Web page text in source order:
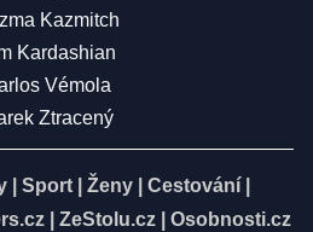
Kazmitch
Kardashian
Vémola
Ztracený
Sport Ženy Cestování
ZeStolu.cz
Osobnosti.cz